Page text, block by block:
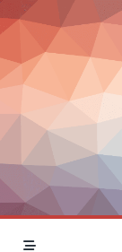
Skip
to
content